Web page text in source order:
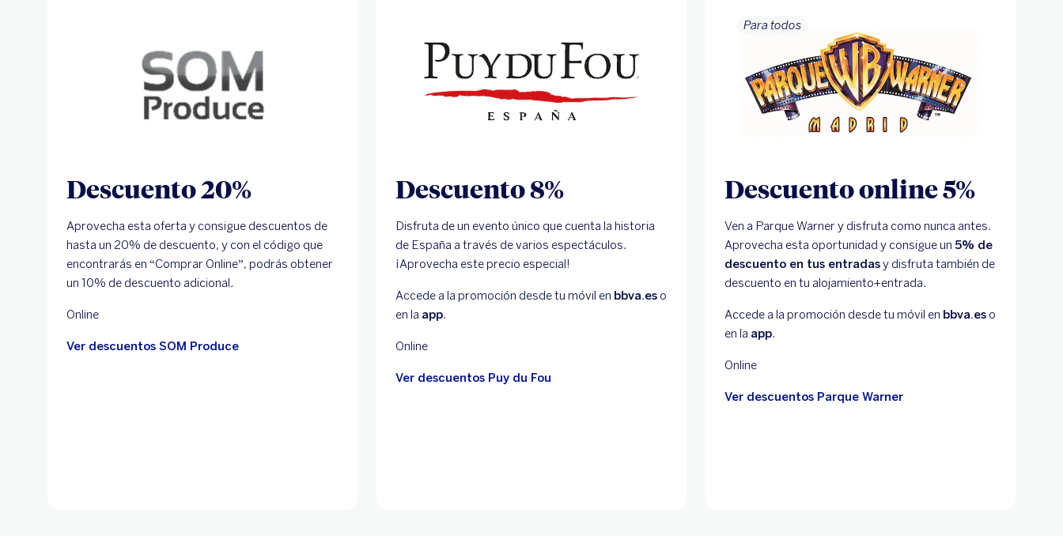
Descuento 20%
Aprovecha esta oferta y consigue descuentos de
hasta un 20% de descuento, y con el código que
encontrarás en “Comprar Online”, podrás obtener
un 10% de descuento adicional.
Online
Ver descuentos SOM Produce
Descuento 8%
Disfruta de un evento único que cuenta la historia
de España a través de varios espectáculos.
¡Aprovecha este precio especial!
Accede a la promoción desde tu móvil en bbva.es o
en la app.
Online
Ver descuentos Puy du Fou
Para todos
Descuento online 5%
Ven a Parque Warner y disfruta como nunca antes.
Aprovecha esta oportunidad y consigue un 5% de
descuento en tus entradasy disfruta también de
descuento en tu alojamiento+entrada.
Accede a la promoción desde tu móvil en bbva.es o
en la app.
Online
Ver descuentos Parque Warner